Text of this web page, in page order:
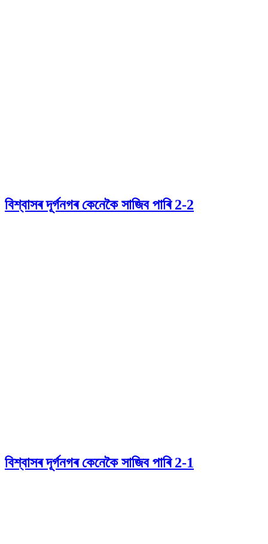
বিশ্বাসৰ দূৰ্গনগৰ কেনেকৈ সাজিব পাৰি 2-2
বিশ্বাসৰ দূৰ্গনগৰ কেনেকৈ সাজিব পাৰি 2-1